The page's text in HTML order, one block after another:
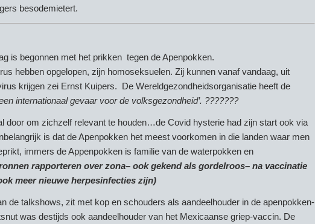
besodemietert.
is begonnen met het prikken tegen de Apenpokken.
hebben opgelopen, zijn homoseksuelen. Zij kunnen vanaf vandaag, uit
krijgen zei Ernst Kuipers. De Wereldgezondheidsorganisatie heeft de
internationaal gevaar voor de volksgezondheid’. ???????
door om zichzelf relevant te houden…de Covid hysterie had zijn start ook via
is dat de Apenpokken het meest voorkomen in die landen waar men
immers de Appenpokken is familie van de waterpokken en
rapporteren over zona– ook gekend als gordelroos– na vaccinatie
meer nieuwe herpesinfecties zijn)
de talkshows, zit met kop en schouders als aandeelhouder in de apenpokken-
was destijds ook aandeelhouder van het Mexicaanse griep-vaccin. De